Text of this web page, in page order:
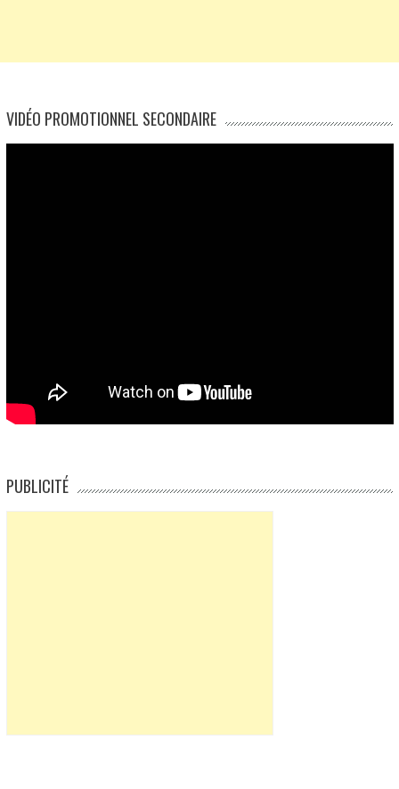
VIDÉO PROMOTIONNEL SECONDAIRE
PUBLICITÉ